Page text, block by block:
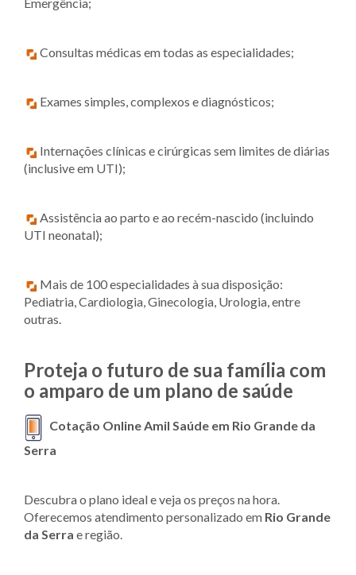
Consultas médicas em todas as especialidades;
Exames simples, complexos e diagnósticos;
Internações clínicas e cirúrgicas sem limites de diárias
(inclusive em UTI);
Assistência ao parto e ao recém-nascido (incluindo
UTI neonatal);
Mais de 100 especialidades à sua disposição:
Pediatria, Cardiologia, Ginecologia, Urologia, entre
outras.
Proteja o futuro de sua família com
o amparo de um plano de saúde
Cotação Online Amil Saúde em Rio Grande da
Serra
Descubra o plano ideal e veja os preços na hora.
Oferecemos atendimento personalizado em Rio Grande
da Serra e região.